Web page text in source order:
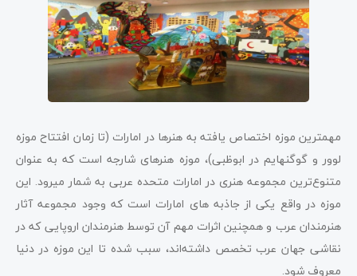
مهمترین موزه اختصاص یافته به هنرها در امارات (تا زمان افتتاح موزه
لوور و گوگنهایم در ابوظبی)، موزه هنرهای شارجه است که به عنوان
متنوع‌ترین مجموعه هنری در امارات متحده عربی به شمار می­رود. این
موزه در واقع یکی از جاذبه های امارات است که وجود مجموعه آثار
هنرمندان عرب و همچنین اثرات مهم آن توسط هنرمندان اروپایی که در
نقاشی جهان عرب تخصص داشته‌­اند، سبب شده تا این موزه در دنیا
معروف شود.